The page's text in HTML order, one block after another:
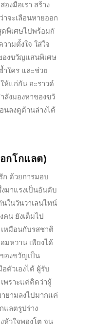
งมือเรา สร้าง
จะเลือนหายออก
ดพิเศษไปพร้อมกั
วามตั้งใจ ใส่ใจ
องขวัญแสนพิเศษ
ำใคร และช่วย
ห้แก่กัน อะราวด์
ลังมองหาของขวั
นลงดูด้านล่างได้
กโกแลต)
ก ด้วยการมอบ
มาแรงเป็นอันดับ
ในวันวาเลนไทน์
คน ยังเต็มไป
หมือนกับรสชาติ
มหวาน เพียงได้
องขวัญเป็น
ตัวเองได้ ผู้รับ
พราะแค่คิดว่าผู้
ยามลงไปมากแค่
แลตรูปร่าง
หัวใจพองโต จน